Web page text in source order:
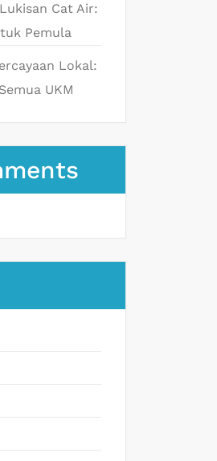
Cat Air:
Pemula
Lokal:
UKM